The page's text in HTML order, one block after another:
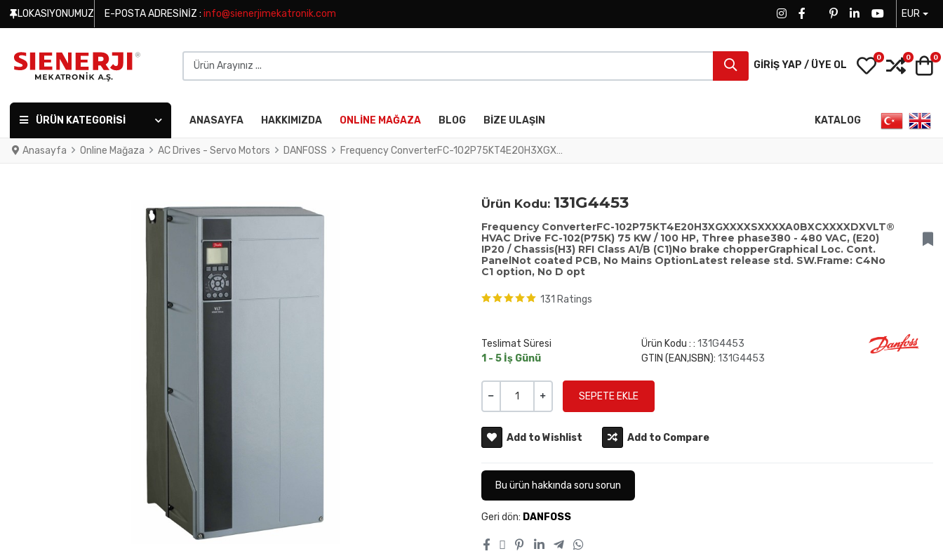
LOKASIYONUMUZ E-POSTA ADRESINIZ : info@sienerjimekatronik.com FACEBOOK SOCIAL LINK
FACEBOOK SOCIAL LINK
TWITTER SOCIAL LINK
PINTEREST SOCIAL LINK
LINKEDIN SOCIAL
YOUTUBE
EUR
Ürün Arayınız ...
GIRIŞ YAP / ÜYE OL My Wishlist
0 0 0
ÜRÜN KATEGORISI ANASAYFA HAKKIMIZDA ONLINE MAĞAZA BLOG BIZE ULAŞIN KATALOG Dilinizi seçin
Anasayfa Online Mağaza AC Drives - Servo Motors DANFOSS Frequency ConverterFC-102P75KT4E20H3XGXXXXSXXXXA0BXCXXXXDXVLT® HVAC Drive FC-102(P75K) 75 KW / 100 HP, Three phase380 - 480 VAC, (E20) IP20 / Chassis(H3) RFI Class A1/B (C1)No brake chopperGraphical Loc. Cont. PanelNot coated PCB, No Mains OptionLatest release std. SW.Frame: C4No C1 option, No D opt
Ürün Kodu: 131G4453
Frequency ConverterFC-102P75KT4E20H3XGXXXXSXXXXA0BXCXXXXDXVLT®
HVAC Drive FC-102(P75K) 75 KW / 100 HP, Three phase380 - 480 VAC, (E20)
IP20 / Chassis(H3) RFI Class A1/B (C1)No brake chopperGraphical Loc. Cont.
PanelNot coated PCB, No Mains OptionLatest release std. SW.Frame: C4No
C1 option, No D opt
131 Ratings
Teslimat Süresi
1 - 5 İş Günü
Ürün Kodu : : 131G4453
GTIN (EAN,ISBN): 131G4453
Add to Wishlist Add to Compare
Bu ürün hakkında soru sorun
Geri dön: DANFOSS